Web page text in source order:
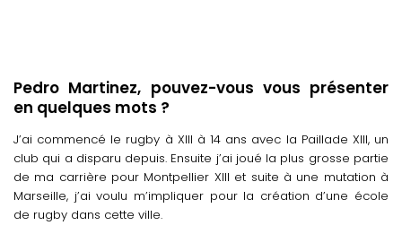
Pedro Martinez, pouvez-vous vous présenter
en quelques mots ?
J’ai commencé le rugby à XIII à 14 ans avec la Paillade XIII, un
club qui a disparu depuis. Ensuite j’ai joué la plus grosse partie
de ma carrière pour Montpellier XIII et suite à une mutation à
Marseille, j’ai voulu m’impliquer pour la création d’une école
de rugby dans cette ville.